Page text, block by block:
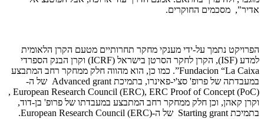
אדיר", מסכמים החוקרים.
הפרויקט נתמך על-ידי מענקי מחקר תחרותיים מטעם הקרן הלאומית
למדע (ISF), הקרן לחקר הסרטן בישראל (ICRF) וקרן הבנק הספרדי
Fundacion “La Caixa”. כמו כן, הוא מהווה חלק ממחקר רחב המתבצע
במעבדתה של פרופ' סצ'י-פאינרו, בתמיכת Advanced grant של ה-
European Research Council (ERC), ERC Proof of Concept (PoC) ,
וקרן קאהן, וכן חלק ממחקר רחב המתבצע במעבדתו של פרופ' בן-דוד,
בתמיכת Starting grant של ה-European Research Council (ERC).